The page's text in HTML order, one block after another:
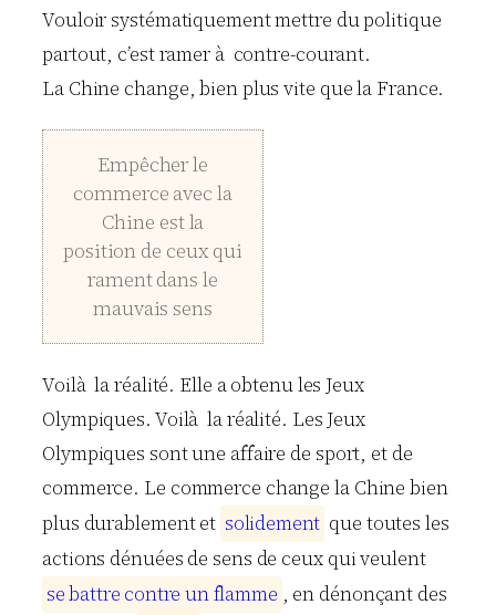
Vouloir systématiquement mettre du politique
partout, c’est ramer à contre-courant.
La Chine change, bien plus vite que la France.
Empêcher le
commerce avec la
Chine est la
position de ceux qui
rament dans le
mauvais sens
Voilà la réalité. Elle a obtenu les Jeux
Olympiques. Voilà la réalité. Les Jeux
Olympiques sont une affaire de sport, et de
commerce. Le commerce change la Chine bien
plus durablement et solidement que toutes les
actions dénuées de sens de ceux qui veulent
sebattre contre unflamme , en dénonçant des